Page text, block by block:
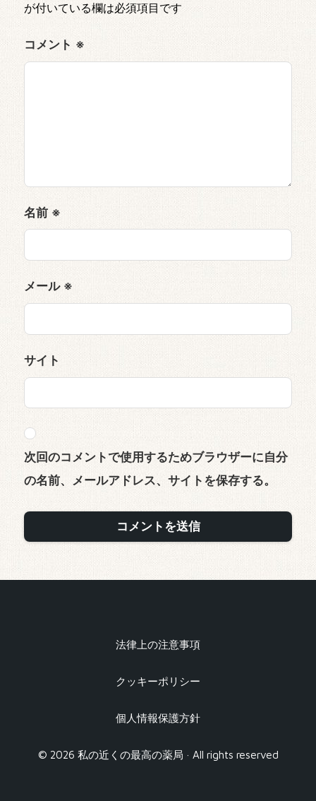
が付いている欄は必須項目です
コメント ※
名前 ※
メール ※
サイト
次回のコメントで使用するためブラウザーに自分
の名前、メールアドレス、サイトを保存する。
法律上の注意事項
クッキーポリシー
個人情報保護方針
© 2026 私の近くの最高の薬局 · All rights reserved